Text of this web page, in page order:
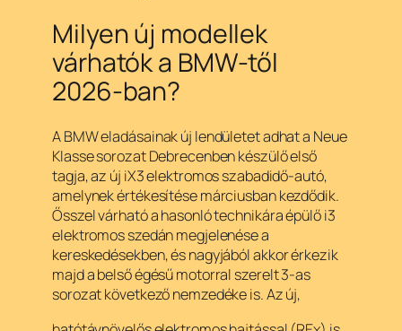
Milyen új modellek
várhatók a BMW-től
2026-ban?
A BMW eladásainak új lendületet adhat a Neue
Klasse sorozat Debrecenben készülő első
tagja, az új iX3 elektromos szabadidő-autó,
amelynek értékesítése márciusban kezdődik.
Ősszel várható a hasonló technikára épülő i3
elektromos szedán megjelenése a
kereskedésekben, és nagyjából akkor érkezik
majd a belső égésű motorral szerelt 3-as
sorozat következő nemzedéke is. Az új,